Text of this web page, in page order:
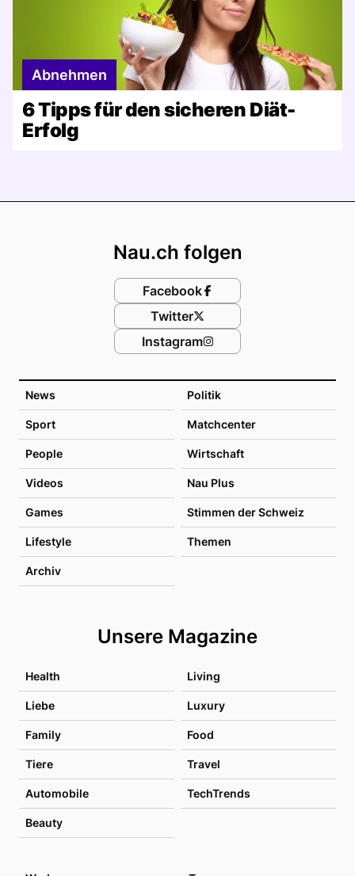
Abnehmen
6 Tipps für den sicheren Diät-
Erfolg
News Politik
Sport Matchcenter
People Wirtschaft
Videos Nau Plus
Games Stimmen der Schweiz
Lifestyle Themen
Archiv
Unsere Magazine
Health Living
Liebe Luxury
Family Food
Tiere Travel
Automobile TechTrends
Beauty
Nau.ch folgen
Facebook
Twitter
Instagram